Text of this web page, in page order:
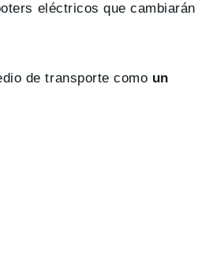
eléctricos que cambiarán
de transporte como un